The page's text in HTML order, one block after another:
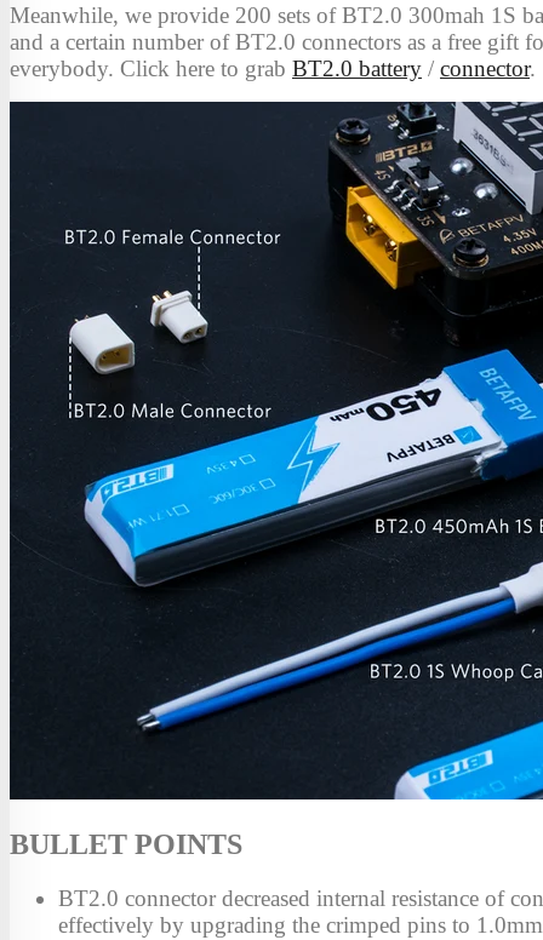
Meanwhile, we provide 200 sets of BT2.0 300mah 1S
and a certain number of BT2.0 connectors as a free gift
everybody. Click here to grab BT2.0 battery / connector.
BULLET POINTS
BT2.0 connector decreased internal resistance of
effectively by upgrading the crimped pins to